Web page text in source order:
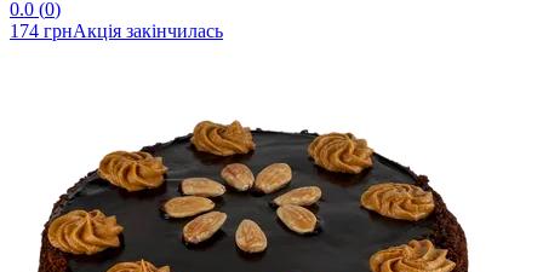
0.0 (0)
174 грнАкція закінчилась